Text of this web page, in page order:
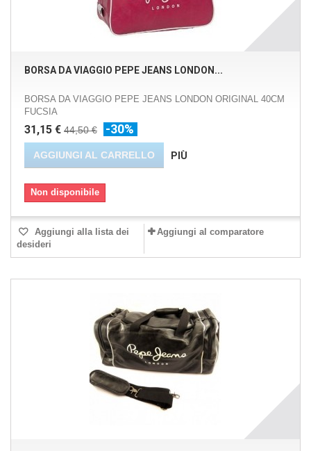
BORSA DA VIAGGIO PEPE JEANS LONDON...
BORSA DA VIAGGIO PEPE JEANS LONDON ORIGINAL 40CM
FUCSIA
31,15 € 44,50 € -30%
AGGIUNGI AL CARRELLO PIÙ
Non disponibile
Aggiungi alla lista dei
desideri
Aggiungi al comparatore